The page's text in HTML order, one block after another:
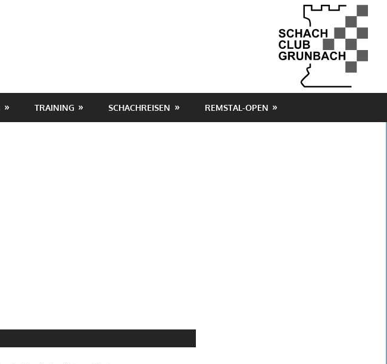
TRAINING SCHACHREISEN REMSTAL-OPEN